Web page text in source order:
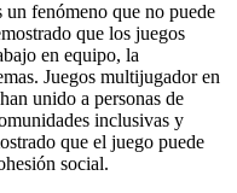
fenómeno que no puede
que los juegos
en equipo, la
Juegos multijugador en
unido a personas de
inclusivas y
que el juego puede
social.